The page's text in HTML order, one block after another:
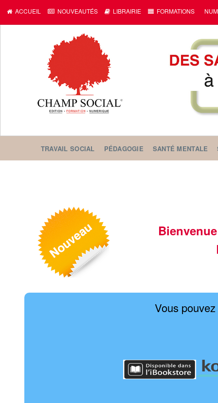
ACCUEIL NOUVEAUTÉS LIBRAIRIE FORMATIONS
TRAVAIL SOCIAL PÉDAGOGIE SANTÉ MENTALE
Vous